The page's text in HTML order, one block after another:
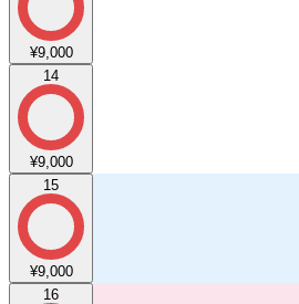
¥9,000
14
¥9,000
15
¥9,000
16